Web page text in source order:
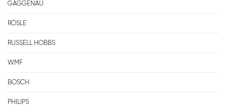
GAGGENAU
RÖSLE
RUSSELL HOBBS
WMF
BOSCH
PHILIPS